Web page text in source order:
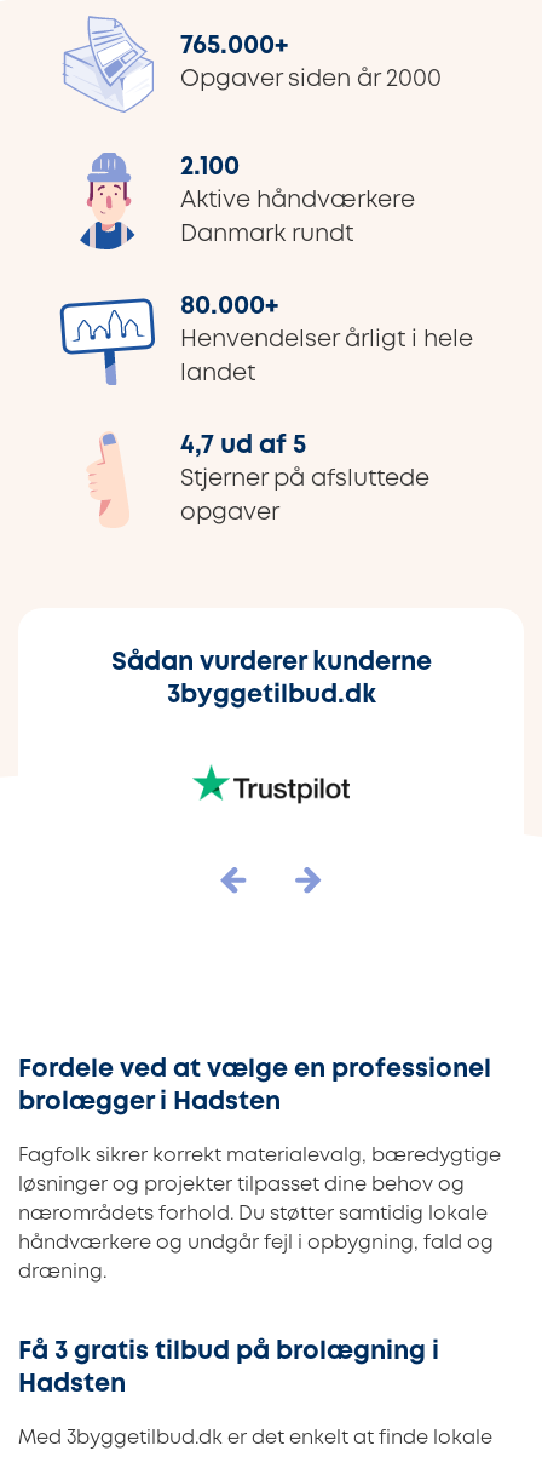
765.000+
Opgaver siden år 2000
2.100
Aktive håndværkere
Danmark rundt
80.000+
Henvendelser årligt i hele
landet
4,7 ud af 5
Stjerner på afsluttede
opgaver
Sådan vurderer kunderne
3byggetilbud.dk
Fordele ved at vælge en professionel
brolægger i Hadsten
Fagfolk sikrer korrekt materialevalg, bæredygtige
løsninger og projekter tilpasset dine behov og
nærområdets forhold. Du støtter samtidig lokale
håndværkere og undgår fejl i opbygning, fald og
dræning.
Få 3 gratis tilbud på brolægning i
Hadsten
Med 3byggetilbud.dk er det enkelt at finde lokale